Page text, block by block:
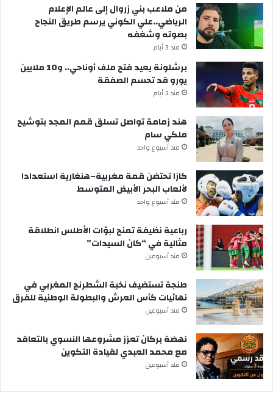
من ملاعب بني زروال إلى عالم الإعلام
الرياضي..علي الكوني يرسم طريق النجاح
بصوته وشغفه
مند 3 أيام
برشلونة يعيد فتح ملف أوناحي.. و10 ملايين
يورو قد تحسم الصفقة
مند 3 أيام
هند زمامة تواصل تسلق قمم المجد بتوشيح
ملكي سام
مند أسبوع واحد
كازا تحتضن قمة مغربية–هنغارية استعدادا
لألعاب البحر الأبيض المتوسط
مند أسبوع واحد
رباعية نظيفة تمنح لبؤات الأطلس انطلاقة
مثالية في “كان السيدات”
مند أسبوعين
طنجة تستضيف نخبة الشطرنج المغربي في
نهائيات كأس العرش والبطولة الوطنية للفرق
مند أسبوعين
نهضة بركان تعزز مشروعها النسوي بالتعاقد
مع محمد العبدي لقيادة التكوين
مند أسبوعين